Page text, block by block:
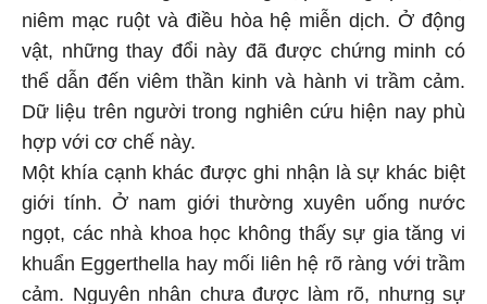
niêm mạc ruột và điều hòa hệ miễn dịch. Ở động
vật, những thay đổi này đã được chứng minh có
thể dẫn đến viêm thần kinh và hành vi trầm cảm.
Dữ liệu trên người trong nghiên cứu hiện nay phù
hợp với cơ chế này.
Một khía cạnh khác được ghi nhận là sự khác biệt
giới tính. Ở nam giới thường xuyên uống nước
ngọt, các nhà khoa học không thấy sự gia tăng vi
khuẩn Eggerthella hay mối liên hệ rõ ràng với trầm
cảm. Nguyên nhân chưa được làm rõ, nhưng sự